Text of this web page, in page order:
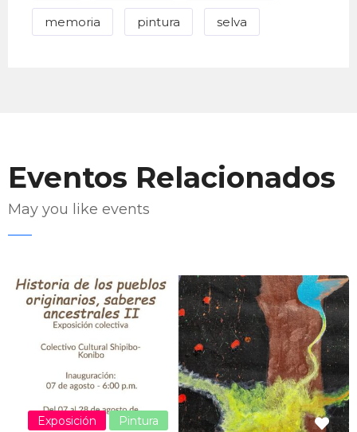
Enviar Correo
memoria pintura selva
Eventos Relacionados
May you like events
Exposición Pintura